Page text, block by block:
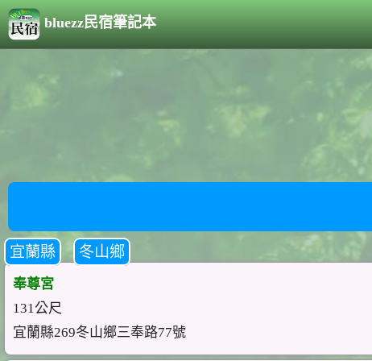
bluezz民宿筆記本
宜蘭縣 冬山鄉
奉尊宮
131公尺
宜蘭縣269冬山鄉三奉路77號